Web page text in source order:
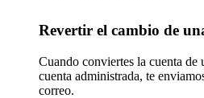
Revertir el cambio de
Cuando conviertes la cuenta de
cuenta administrada, te
correo.